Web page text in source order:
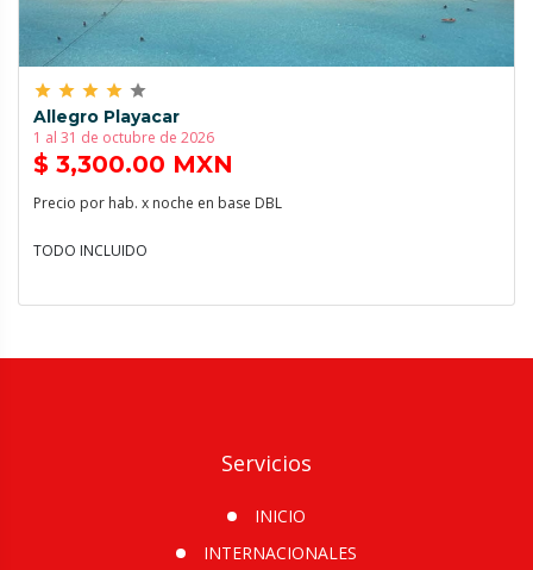
grade grade grade grade grade
Allegro Playacar
1 al 31 de octubre de 2026
$ 3,300.00 MXN
Precio por hab. x noche en base DBL
TODO INCLUIDO
Servicios
INICIO
INTERNACIONALES